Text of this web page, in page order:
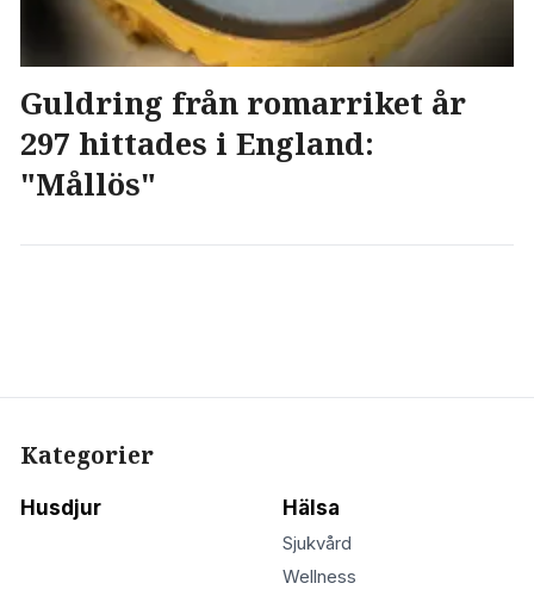
Guldring från romarriket år
297 hittades i England:
"Mållös"
Kategorier
Husdjur Hälsa
Sjukvård
Wellness